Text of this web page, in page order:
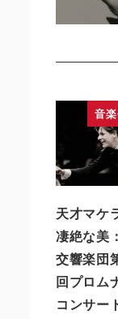
音
天才マケ
凄絶な美
交響楽団
回プロム
コンサー